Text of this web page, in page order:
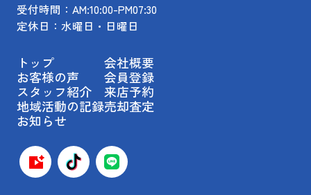
受付時間：AM:10:00-PM07:30
定休日：水曜日・日曜日
トップ
お客様の声
スタッフ紹介
地域活動の記録
お知らせ
会社概要
会員登録
来店予約
売却査定